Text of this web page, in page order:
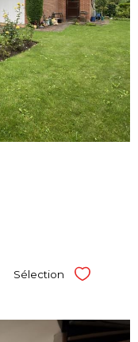
Sélection Sélectionner